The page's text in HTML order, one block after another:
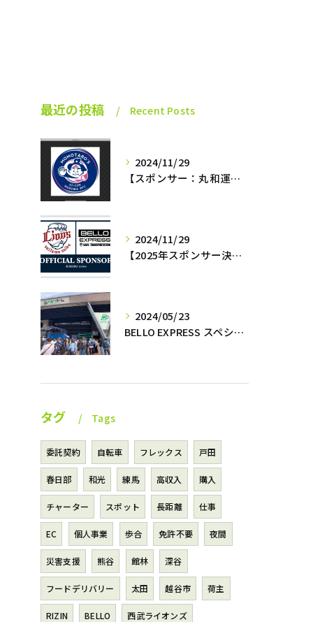
最近の投稿 Recent Posts
2024/11/29
【スポンサー：丸和運輸機関az−momotaro’s】12月7日最終戦‼️
2024/11/29
【2025年スポンサー決定‼️】西武ライオンズ✖️株式会社BELLO
2024/05/23
BELLO EXPRESS スペシャルナイター開催⚾️
タグ Tags
委託契約 自転車 フレックス 戸田
春日部 和光 練馬 高収入 購入
チャーター スポット 長距離 仕事
EC 個人事業 歩合 免許不要 夜間
災害支援 熊谷 館林 深谷
フードデリバリー 太田 越谷市 荷主
RIZIN BELLO 西武ライオンズ